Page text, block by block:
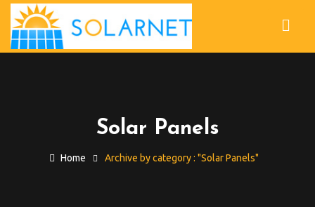
Solar Panels
Home Archive by category : "Solar Panels"